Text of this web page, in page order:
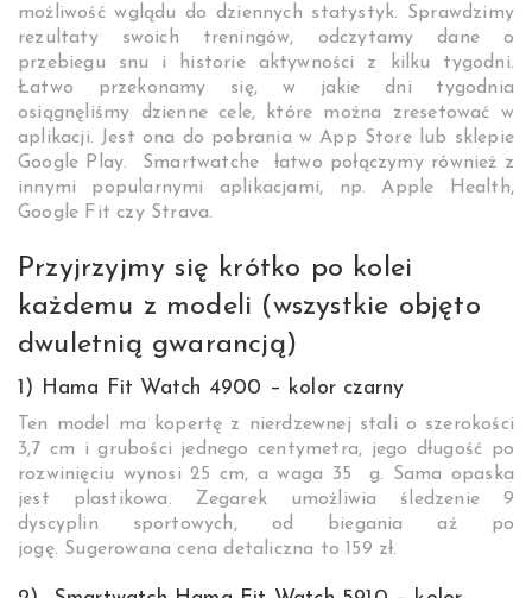
możliwość wglądu do dziennych statystyk. Sprawdzimy
rezultaty swoich treningów, odczytamy dane o
przebiegu snu i historie aktywności z kilku tygodni.
Łatwo przekonamy się, w jakie dni tygodnia
osiągnęliśmy dzienne cele, które można zresetować w
aplikacji. Jest ona do pobrania w App Store lub sklepie
Google Play. Smartwatche łatwo połączymy również z
innymi popularnymi aplikacjami, np. Apple Health,
Google Fit czy Strava.
Przyjrzyjmy się krótko po kolei
każdemu z modeli (wszystkie objęto
dwuletnią gwarancją)
1) Hama Fit Watch 4900 – kolor czarny
Ten model ma kopertę z nierdzewnej stali o szerokości
3,7 cm i grubości jednego centymetra, jego długość po
rozwinięciu wynosi 25 cm, a waga 35 g. Sama opaska
jest plastikowa. Zegarek umożliwia śledzenie 9
dyscyplin sportowych, od biegania aż po
jogę. Sugerowana cena detaliczna to 159 zł.